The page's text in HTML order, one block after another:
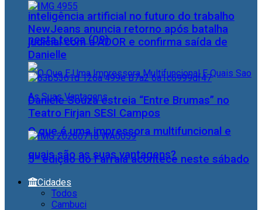
inteligência artificial no futuro do trabalho
nesta terça (09)
O que é uma impressora multifuncional e
quais são as suas vantagens?
NewJeans anuncia retorno após batalha
judicial com a ADOR e confirma saída de
Danielle
Daniele Souza estreia “Entre Brumas” no
Teatro Firjan SESI Campos
5ª edição do Farraiá acontece neste sábado
Cidades
Todos
Cambuci